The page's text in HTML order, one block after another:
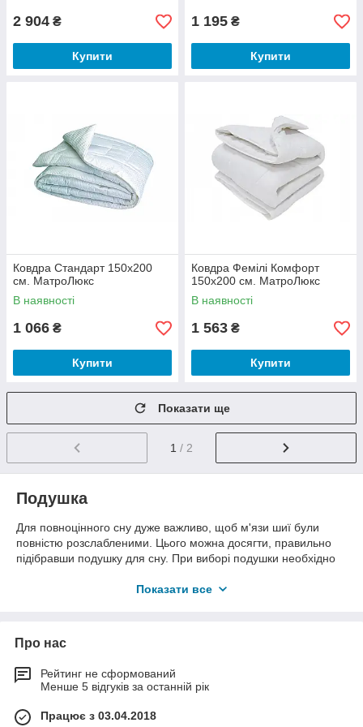
2 904 ₴
Купити
1 195 ₴
Купити
Ковдра Стандарт 150х200
см. МатроЛюкс
В наявності
1 066 ₴
Купити
Ковдра Фемілі Комфорт
150х200 см. МатроЛюкс
В наявності
1 563 ₴
Купити
Показати ще
1 / 2
Подушка
Для повноцінного сну дуже важливо, щоб м'язи шиї були
повністю розслабленими. Цього можна досягти, правильно
підібравши подушку для сну. При виборі подушки необхідно
розмір подушки;
форму;
Купити подушку – не така вже проста задача. Лікарі-ортопеди
подушках. Самим оптимальним розміром буде такий, коли на
Показати все
Про нас
Рейтинг не сформований
Менше 5 відгуків за останній рік
Працює з 03.04.2018